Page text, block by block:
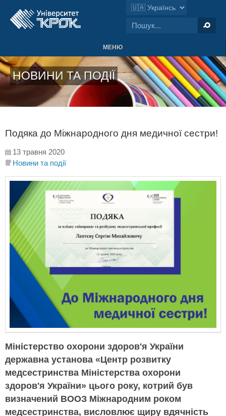
МЕНЮ
НОВИНИ ТА ПОДІЇ
Подяка до Міжнародного дня медичної сестри!
13 травня 2020
Новини та події
Міністерство охорони здоров'я України
державна установа «Центр розвитку
медсестринства Міністерства охорони
здоров'я України» цього року, котрий був
визначений ВООЗ Міжнародним роком
медсестринства, висловлює щиру вдячність